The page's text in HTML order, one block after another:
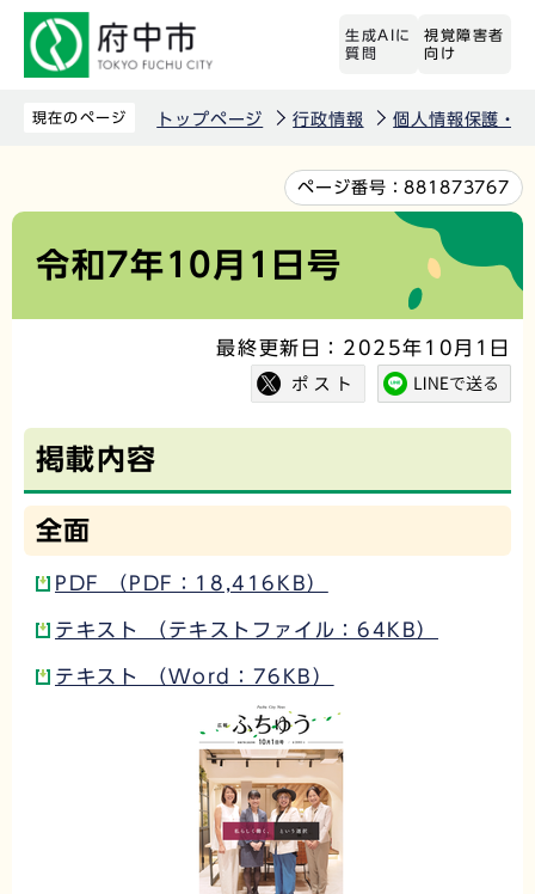
先
す
生成AIに
質問
視覚障害者
向け
現在のページ トップページ 行政情報 個人情報保護・
文
か
ページ番号：881873767
令和7年10月1日号
最終更新日：2025年10月1日
掲載内容
全面
PDF （PDF：18,416KB）
テキスト （テキストファイル：64KB）
テキスト （Word：76KB）